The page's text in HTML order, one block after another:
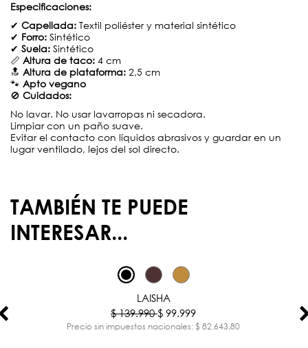
Especificaciones:
✔ Capellada: Textil poliéster y material sintético
✔ Forro: Sintético
✔ Suela: Sintético
📏 Altura de taco: 4 cm
🔝 Altura de plataforma: 2,5 cm
🐾 Apto vegano
🚫 Cuidados:
No lavar. No usar lavarropas ni secadora.
Limpiar con un paño suave.
Evitar el contacto con líquidos abrasivos y guardar en un
lugar ventilado, lejos del sol directo.
TAMBIÉN TE PUEDE
INTERESAR...
LAISHA
$ 139.990$ 99.999
Precio sin impuestos nacionales: $ 82.643,80